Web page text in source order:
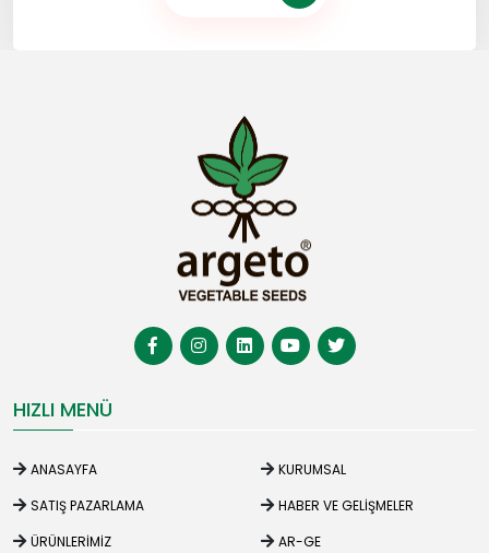
HIZLI MENÜ
ANASAYFA
KURUMSAL
SATIŞ PAZARLAMA
HABER VE GELIŞMELER
ÜRÜNLERIMIZ
AR-GE